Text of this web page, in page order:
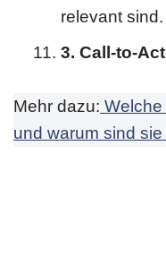
relevant sind.
3. Call-to-
Mehr dazu:
und warum sind